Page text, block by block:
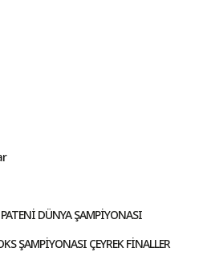
DÜNYA ŞAMPİYONASI
ŞAMPİYONASI ÇEYREK FİNALLER